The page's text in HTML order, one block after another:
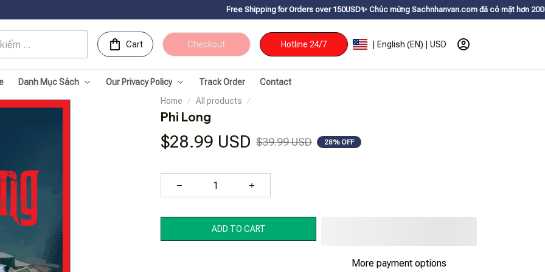
Free Shipping for Orders over 150USDㅤ✨ Chúc mừng Sachnhanvan.com đã có mặt hơn 200 quốc gia như
Cart Checkout Hotline 24/7 | English (EN) | USD
Danh Mục Sách Our Privacy Policy Track Order
Contact
Home
All products
Phi Long
$28.99 USD $39.99 USD 28% OFF
ADD TO CART
More payment options